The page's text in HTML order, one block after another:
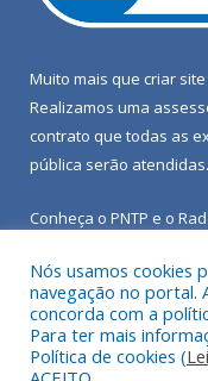
Muito mais que criar site
Realizamos uma
contrato que todas as
pública serão atendidas.
Conheça o PNTP e o
Todos os direitos
Nós usamos cookies
navegação no portal.
concorda com a
Para ter mais
Política de cookies (